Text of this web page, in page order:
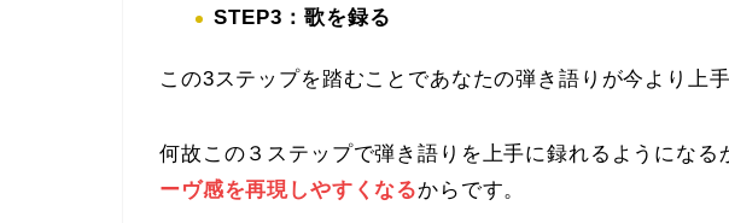
STEP3：歌を録る
この3ステップを踏むことであなたの弾き語りが今より上手
何故この３ステップで弾き語りを上手に録れるようになる
ーヴ感を再現しやすくなるからです。